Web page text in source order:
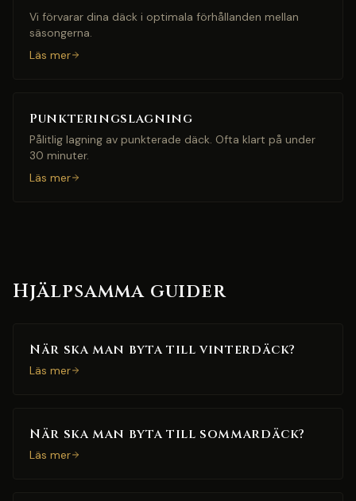
Vi förvarar dina däck i optimala förhållanden mellan
säsongerna.
Läs mer
Punkteringslagning
Pålitlig lagning av punkterade däck. Ofta klart på under
30 minuter.
Läs mer
Hjälpsamma guider
När ska man byta till vinterdäck?
Läs mer
När ska man byta till sommardäck?
Läs mer